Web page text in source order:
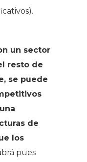
un sector
resto de
se puede
de
los
pues